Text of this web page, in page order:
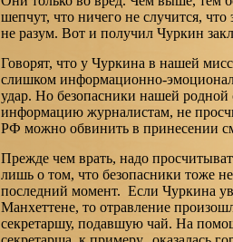
шепчут, что ничего не случится,
не разум. Вот и получил Чуркин
Говорят, что у Чуркина в нашей
слишком информационно-
удар. Но безопасники нашей
информацию журналистам, не
РФ можно обвинить в принесении
Прежде чем врать, надо
лишь о том, что безопасники тоже
последний момент. Если Чуркина
Манхеттене, то отравление
секретаршу, подавшую чай. На